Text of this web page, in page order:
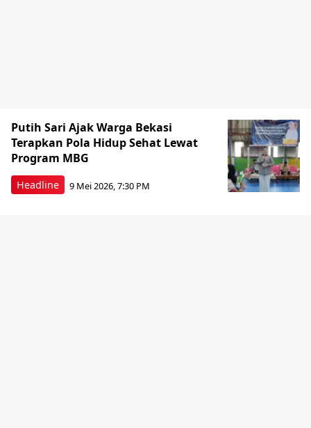
Headline
Putih Sari Ajak Warga Bekasi
Terapkan Pola Hidup Sehat Lewat
Program MBG
9 Mei 2026, 7:30 PM